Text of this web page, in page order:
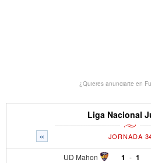
¿Quieres anunciarte en
Liga Nacional
« JORNADA
UD Mahon 1 - 1